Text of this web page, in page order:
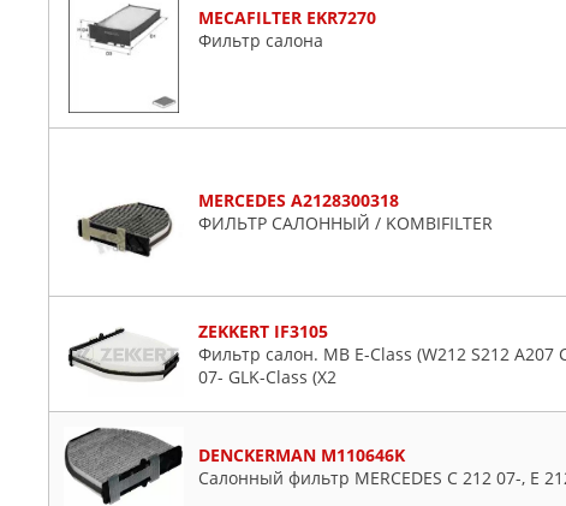
MECAFILTER EKR7270
Фильтр салона
MERCEDES A2128300318
ФИЛЬТР САЛОННЫЙ / KOMBIFILTER
ZEKKERT IF3105
Фильтр салон. MB E-Class (W212 S212 A207
07- GLK-Class (X2
DENCKERMAN M110646K
Салонный фильтр MERCEDES C 212 07-, E